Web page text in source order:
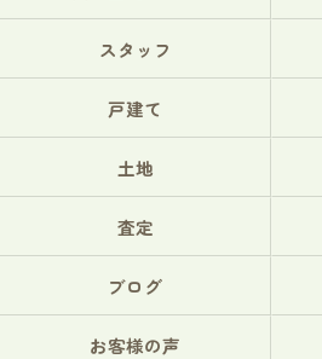
スタッフ
戸建て
土地
査定
ブログ
お客様の声